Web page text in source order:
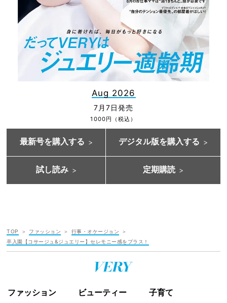
Aug 2026
7月7日発売
1000円（税込）
最新号を購入する デジタル版を購入する
試し読み 定期購読
TOP ファッション
行事・オケージョン
卒入園【コサージュ&ジュエリー】セレモニー感をプラス！
ファッション ビューティー 子育て